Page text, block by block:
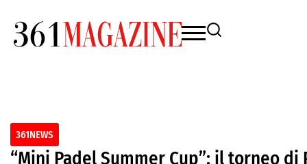
361NEWS
“Mini Padel Summer Cup”: il torneo di